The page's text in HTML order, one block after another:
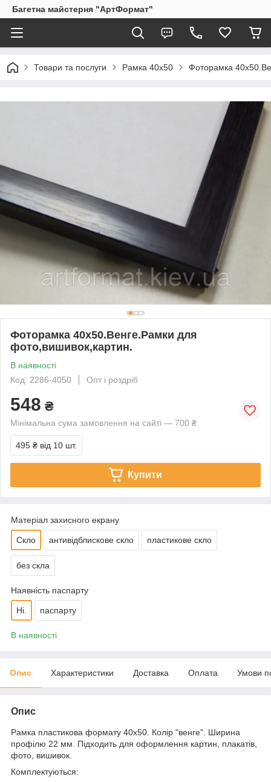
Багетна майстерня "АртФормат"
Товари та послуги Рамка 40х50 Фоторамка
Фоторамка 40х50.Венге.Рамки для
фото,вишивок,картин.
В наявності
Код: 2286-4050
Опт і роздріб
548 ₴
Мінімальна сума замовлення на сайті — 700 ₴
495 ₴ від 10 шт.
Купити
Матеріал захисного екрану
Скло антивідблискове скло пластикове скло
без скла
Наявність паспарту
Ні. паспарту
В наявності
Опис Характеристики Доставка Оплата Умови
Опис
Рамка пластикова формату 40х50. Колір "венге". Ширина
профілю 22 мм. Підходить для оформлення картин, плакатів,
фото, вишивок.
Комплектуються: